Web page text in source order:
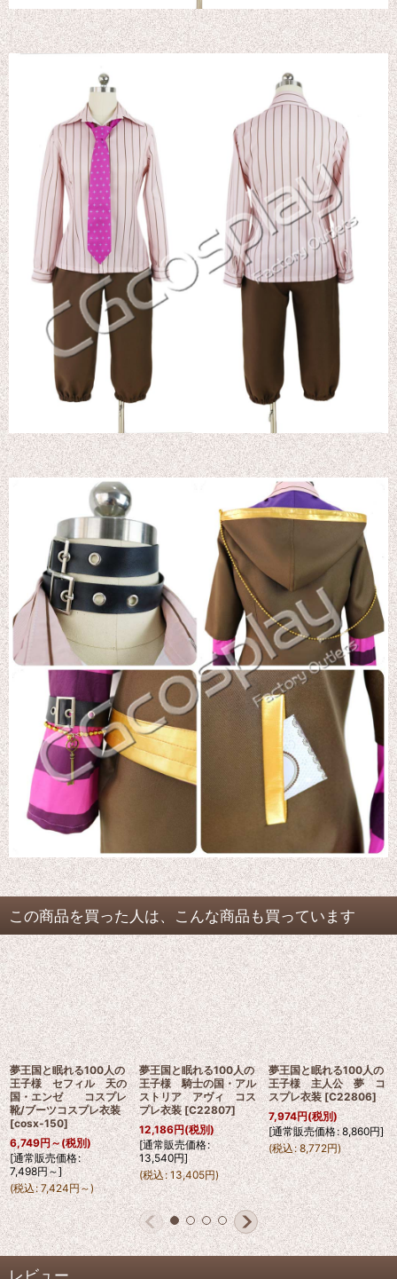
この商品を買った人は、こんな商品も買っています
夢王国と眠れる100人の
王子様 セフィル 天の
国・エンゼ コスプレ
靴/ブーツコスプレ衣装
[cosx-150]
6,749円～(税別)
[通常販売価格:
7,498円～]
(税込: 7,424円～)
夢王国と眠れる100人の
王子様 騎士の国・アル
ストリア アヴィ コス
プレ衣装 [C22807]
12,186円(税別)
[通常販売価格:
13,540円]
(税込: 13,405円)
夢王国と眠れる100人の
王子様 主人公 夢 コ
スプレ衣装 [C22806]
7,974円(税別)
[通常販売価格: 8,860円]
(税込: 8,772円)
レビュー